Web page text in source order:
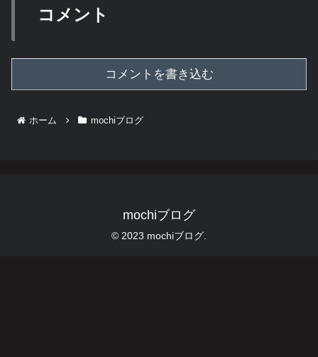
コメント
コメントを書き込む
ホーム mochiブログ
mochiブログ
© 2023 mochiブログ.